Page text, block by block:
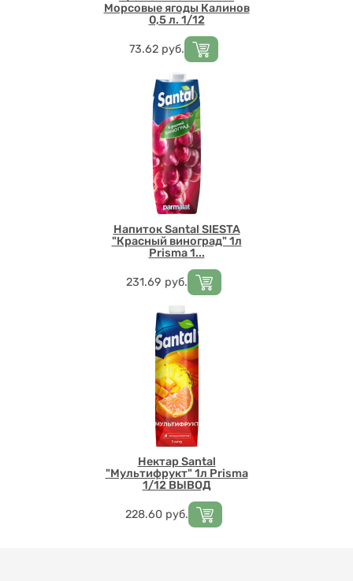
Морсовые ягоды Калинов
0,5 л. 1/12
Цена
73.62 руб.
Напиток Santal SIESTA
"Красный виноград" 1л
Prisma 1...
Цена
231.69 руб.
Нектар Santal
"Мультифрукт" 1л Prisma
1/12 ВЫВОД
Цена
228.60 руб.